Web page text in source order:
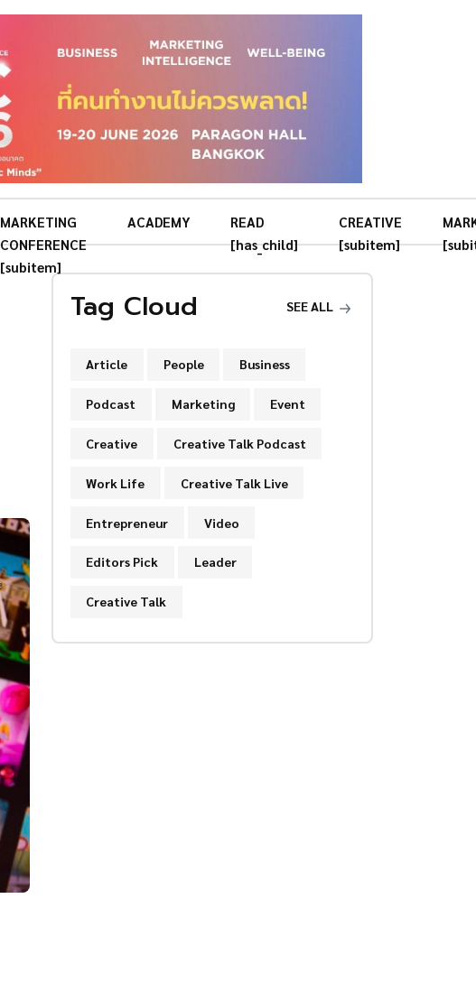
MARKETING
CONFERENCE
[subitem]
ACADEMY
READ
[has_child]
CREATIVE
[subitem]
Tag Cloud SEE ALL
Article People Business
Podcast Marketing Event
Creative Creative Talk Podcast
Work Life Creative Talk Live
Entrepreneur Video
Editors Pick Leader
Creative Talk